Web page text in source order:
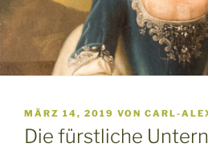
VERÖFFENTLICHT
AM
MÄRZ 14, 2019 VON CARL-
Die fürstliche